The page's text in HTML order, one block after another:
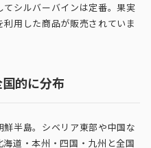
シルバーバインは定番。果実
用した商品が販売されていま
的に分布
半島。シベリア東部や中国な
道・本州・四国・九州と全国